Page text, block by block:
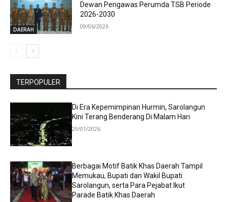
DAERAH
Dewan Pengawas Perumda TSB Periode
2026-2030
09/06/2026
TERPOPULER
Di Era Kepemimpinan Hurmin, Sarolangun
Kini Terang Benderang Di Malam Hari
29/01/2026
Berbagai Motif Batik Khas Daerah Tampil
Memukau, Bupati dan Wakil Bupati
Sarolangun, serta Para Pejabat Ikut
Parade Batik Khas Daerah